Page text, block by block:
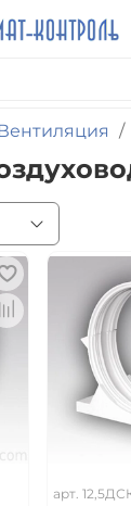
Вентиляция
арт.